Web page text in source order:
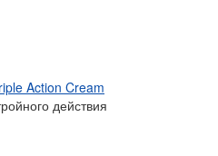
Action Cream
действия